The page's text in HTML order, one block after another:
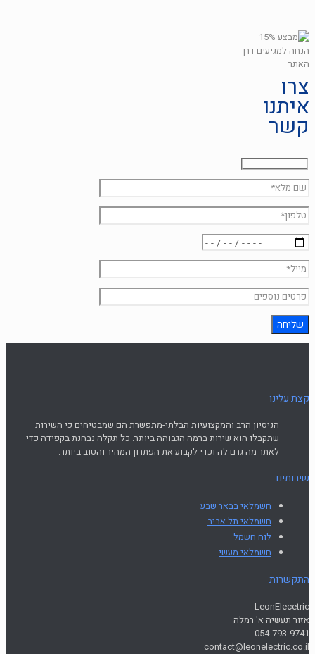
צרו
איתנו
קשר
קצת עלינו
הניסיון הרב והמקצועיות הבלתי-מתפשרת הם שמבטיחים כי השירות
שתקבלו הוא שירות ברמה הגבוהה ביותר. כל תקלה נבחנת בקפידה כדי
לאתר מה גרם לה וכדי לקבוע את הפתרון המהיר והטוב ביותר.
שירותים
חשמלאי בבאר שבע
חשמלאי תל אביב
לוח חשמל
חשמלאי מעשי
התקשרות
LeonElecetric
אזור תעשיה א' רמלה
054-793-9741
contact@leonelectric.co.il